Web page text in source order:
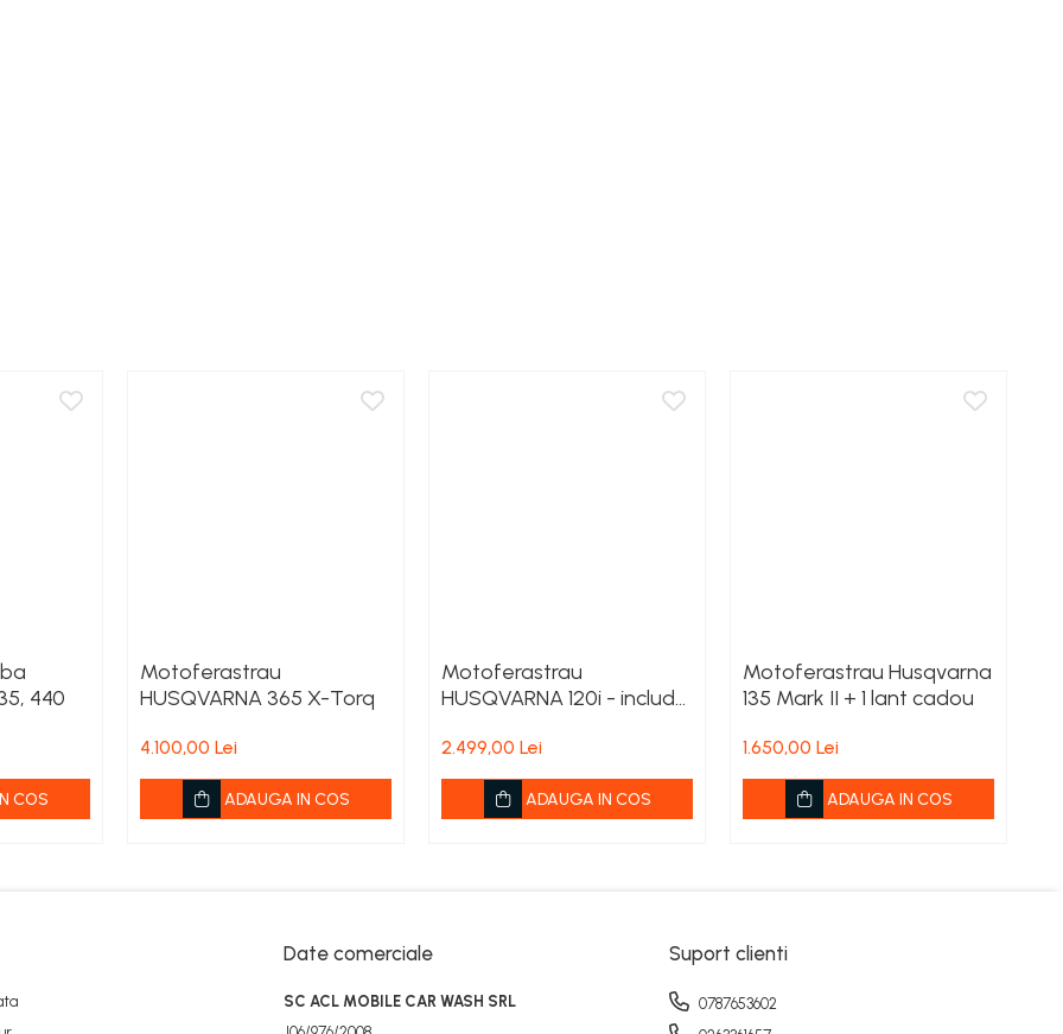
440
COS
Motoferastrau
HUSQVARNA 365 X-Torq
4.100,00 Lei
ADAUGA IN COS
Motoferastrau
HUSQVARNA 120i - include
incarcator QC80
2.499,00 Lei
ADAUGA IN COS
Motoferastrau Husqvarna
135 Mark II + 1 lant cadou
1.650,00 Lei
ADAUGA IN COS
Date comerciale
SC ACL MOBILE CAR WASH SRL
Suport clienti
0787653602